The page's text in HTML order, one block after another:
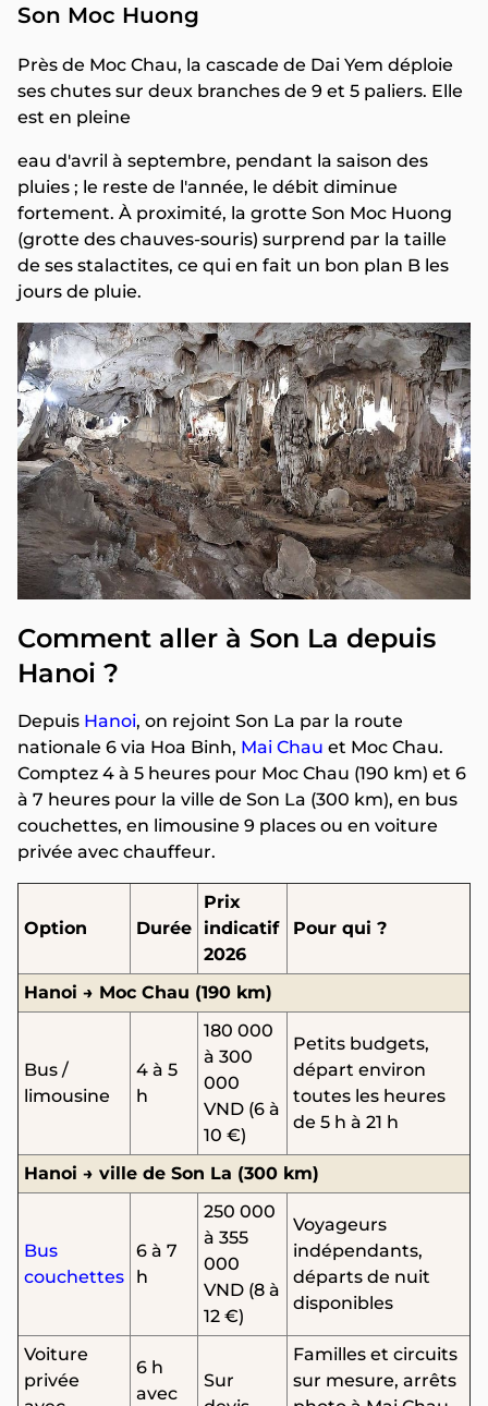
Son Moc Huong
Près de Moc Chau, la cascade de Dai Yem déploie
ses chutes sur deux branches de 9 et 5 paliers. Elle
est en pleine
eau d'avril à septembre, pendant la saison des
pluies ; le reste de l'année, le débit diminue
fortement. À proximité, la grotte Son Moc Huong
(grotte des chauves-souris) surprend par la taille
de ses stalactites, ce qui en fait un bon plan B les
jours de pluie.
Comment aller à Son La depuis
Hanoi ?
Depuis Hanoi, on rejoint Son La par la route
nationale 6 via Hoa Binh, Mai Chau et Moc Chau.
Comptez 4 à 5 heures pour Moc Chau (190 km) et 6
à 7 heures pour la ville de Son La (300 km), en bus
couchettes, en limousine 9 places ou en voiture
privée avec chauffeur.
Option Durée
Prix
indicatif
2026
Pour qui ?
Hanoi → Moc Chau (190 km)
Bus /
limousine
4 à 5
h
180 000
à 300
000
VND (6 à
10 €)
Petits budgets,
départ environ
toutes les heures
de 5 h à 21 h
Hanoi → ville de Son La (300 km)
Bus
couchettes
6 à 7
h
250 000
à 355
000
VND (8 à
12 €)
Voyageurs
indépendants,
départs de nuit
disponibles
Voiture
privée
6 h
avec
Sur
Familles et circuits
sur mesure, arrêts